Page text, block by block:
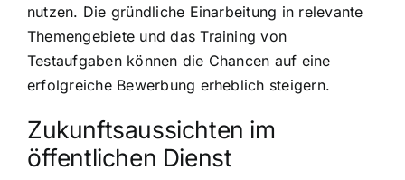
nutzen. Die gründliche Einarbeitung in relevante
Themengebiete und das Training von
Testaufgaben können die Chancen auf eine
erfolgreiche Bewerbung erheblich steigern.
Zukunftsaussichten im
öffentlichen Dienst